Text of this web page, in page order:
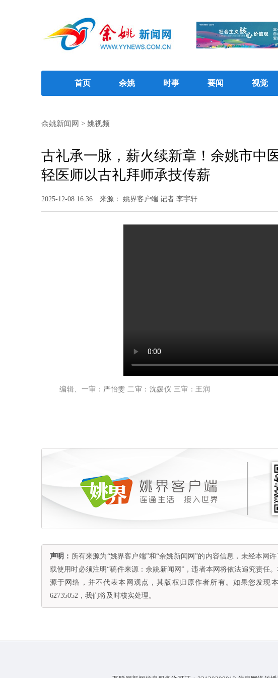
首页 余姚 时事 要闻 视觉
余姚新闻网 > 姚视频
古礼承一脉，薪火续新章！余姚市中
轻医师以古礼拜师承技传薪
2025-12-08 16:36 来源： 姚界客户端 记者 李宇轩
编辑、一审：严怡雯 二审：沈媛仪 三审：王润
声明： 所有来源为“姚界客户端”和“余姚新闻网”的内容信息，未经本网
载使用时必须注明“稿件来源：余姚新闻网”，违者本网将依法追究责任
源于网络，并不代表本网观点，其版权归原作者所有。如果您发现
62735052，我们将及时核实处理。